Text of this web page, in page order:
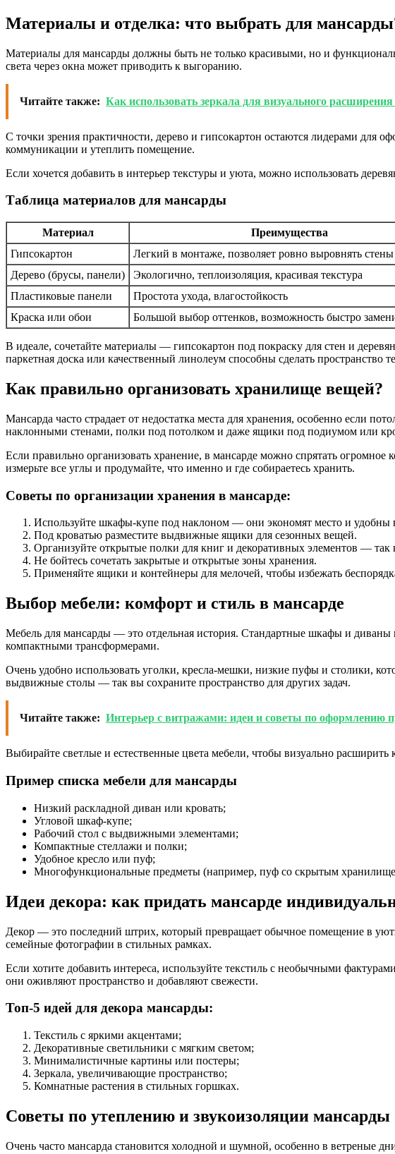
Материалы и отделка: что выбрать для
Материалы для мансарды должны быть не только красивыми, но и
света через окна может приводить к выгоранию.
Читайте также: Как использовать зеркала для визуального
С точки зрения практичности, дерево и гипсокартон остаются лидерами для
коммуникации и утеплить помещение.
Если хочется добавить в интерьер текстуры и уюта, можно использовать
Таблица материалов для мансарды
Материал Преимущества
Гипсокартон
Легкий в монтаже, позволяет ровно выровнять
Дерево (брусы, панели)
Экологично, теплоизоляция, красивая текстура
Пластиковые панели
Простота ухода, влагостойкость
Краска или обои
Большой выбор оттенков, возможность быстро
В идеале, сочетайте материалы — гипсокартон под покраску для стен и
паркетная доска или качественный линолеум способны сделать пространство
Как правильно организовать хранилище вещей?
Мансарда часто страдает от недостатка места для хранения, особенно если
наклонными стенами, полки под потолком и даже ящики под подиумом или
Если правильно организовать хранение, в мансарде можно спрятать
измерьте все углы и продумайте, что именно и где собираетесь хранить.
Советы по организации хранения в мансарде:
Используйте шкафы-купе под наклоном — они экономят место и удобны
Под кроватью разместите выдвижные ящики для сезонных вещей.
Организуйте открытые полки для книг и декоративных элементов — так
Не бойтесь сочетать закрытые и открытые зоны хранения.
Применяйте ящики и контейнеры для мелочей, чтобы избежать
Выбор мебели: комфорт и стиль в мансарде
Мебель для мансарды — это отдельная история. Стандартные шкафы и
компактными трансформерами.
Очень удобно использовать уголки, кресла-мешки, низкие пуфы и столики,
выдвижные столы — так вы сохраните пространство для других задач.
Читайте также: Интерьер с витражами: идеи и советы по оформлению
Выбирайте светлые и естественные цвета мебели, чтобы визуально
Пример списка мебели для мансарды
Низкий раскладной диван или кровать;
Угловой шкаф-купе;
Рабочий стол с выдвижными элементами;
Компактные стеллажи и полки;
Удобное кресло или пуф;
Многофункциональные предметы (например, пуф со скрытым
Идеи декора: как придать мансарде
Декор — это последний штрих, который превращает обычное помещение в
семейные фотографии в стильных рамках.
Если хотите добавить интереса, используйте текстиль с необычными
они оживляют пространство и добавляют свежести.
Топ-5 идей для декора мансарды:
Текстиль с яркими акцентами;
Декоративные светильники с мягким светом;
Минималистичные картины или постеры;
Зеркала, увеличивающие пространство;
Комнатные растения в стильных горшках.
Советы по утеплению и звукоизоляции мансарды
Очень часто мансарда становится холодной и шумной, особенно в ветреные